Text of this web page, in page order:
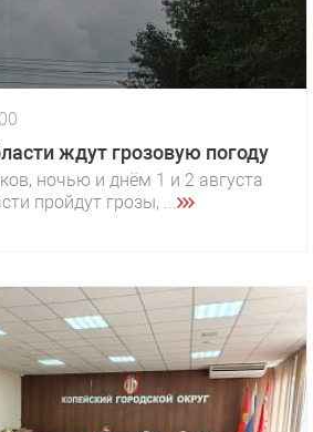
ждут грозовую погоду
ночью и днём 1 и 2 августа
пройдут грозы, ...